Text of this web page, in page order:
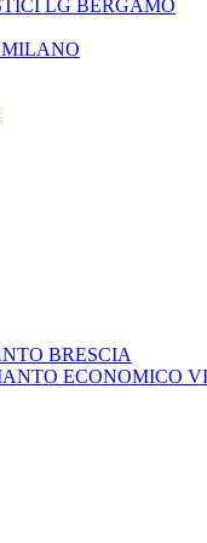
LG BERGAMO
BRESCIA
ECONOMICO